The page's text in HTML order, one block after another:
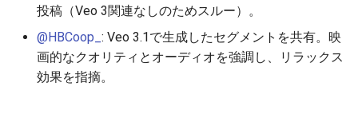
2026-04-19
2026-04-18
2025-10-04
2025-10-03
2026-04-19
2026-04-18
2025-10-04
2025-10-03
2026-04-16
2026-04-15
2025-10-04
2025-10-03
2026-04-15
2026-04-14
投稿（Veo 3関連なしのためスルー）。
@HBCoop_ : Veo 3.1で生成したセグメントを共有。映
画的なクオリティとオーディオを強調し、リラックス
効果を指摘。